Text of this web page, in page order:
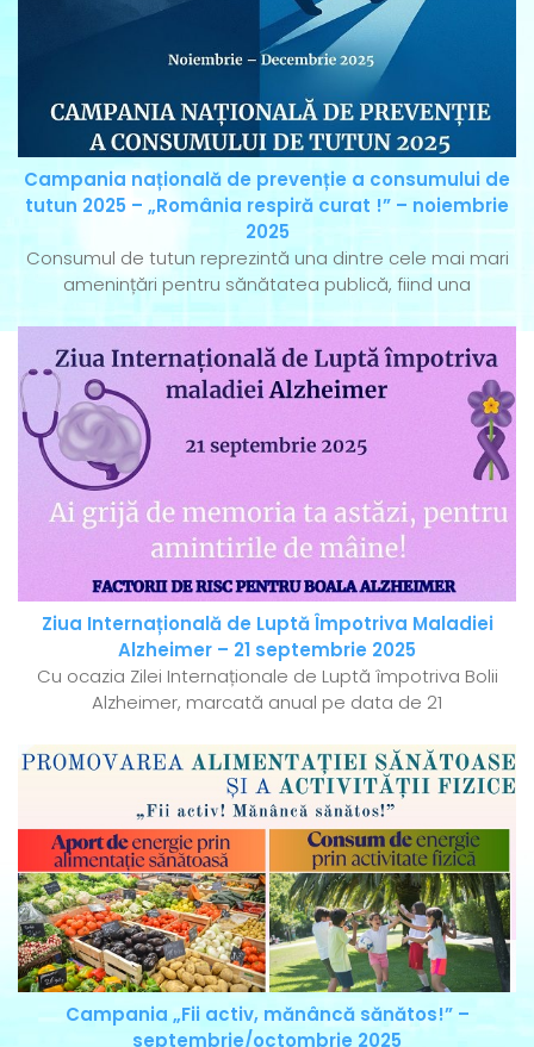
Campania națională de prevenție a consumului de
tutun 2025 – „România respiră curat !” – noiembrie
2025
Consumul de tutun reprezintă una dintre cele mai mari
amenințări pentru sănătatea publică, fiind una
Ziua Internațională de Luptă Împotriva Maladiei
Alzheimer – 21 septembrie 2025
Cu ocazia Zilei Internaționale de Luptă împotriva Bolii
Alzheimer, marcată anual pe data de 21
Campania „Fii activ, mănâncă sănătos!” –
septembrie/octombrie 2025